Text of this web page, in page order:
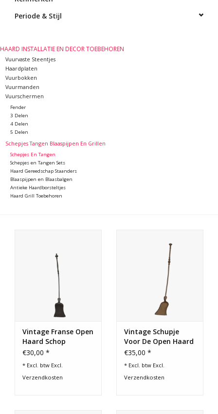
Periode & Stijl
HAARD INSTALLATIE EN DECOR TOEBEHOREN
Vuurvaste Steentjes
Haardplaten
Vuurbokken
Vuurmanden
Vuurschermen
Fender
3 Delen
4 Delen
5 Delen
Schepjes Tangen Blaaspijpen En Grillen
Schepjes En Tangen
Schepjes en Tangen Sets
Haard Gereedschap Staanders
Blaaspijpen en Blaasbalgen
Antieke Haardborsteltjes
Haard Grill Toebehoren
Vintage Franse Open
Haard Schop
€30,00 *
* Excl. btw Excl.
Verzendkosten
Vintage Schupje
Voor De Open Haard
€35,00 *
* Excl. btw Excl.
Verzendkosten